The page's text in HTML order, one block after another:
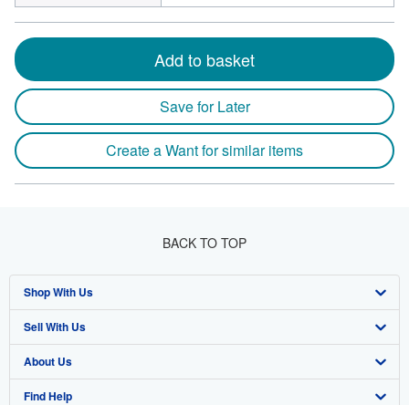
Add to basket
Save for Later
Create a Want for similar items
BACK TO TOP
Shop With Us
Advanced Search
Browse Collections
My Account
Sell With Us
Start Selling
Join Our Affiliate Programme
About Us
About AbeBooks
Find Help